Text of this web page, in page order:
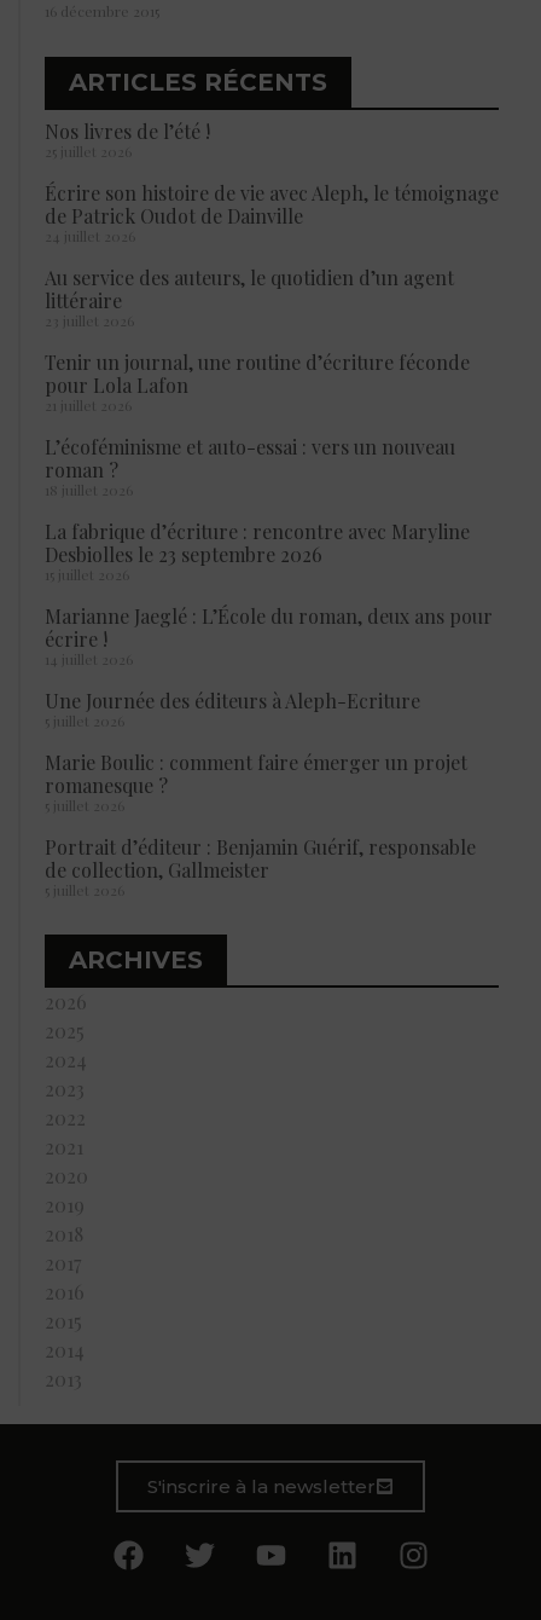
16 décembre 2015
ARTICLES RÉCENTS
Nos livres de l’été !
25 juillet 2026
Écrire son histoire de vie avec Aleph, le témoignage
de Patrick Oudot de Dainville
24 juillet 2026
Au service des auteurs, le quotidien d’un agent
littéraire
23 juillet 2026
Tenir un journal, une routine d’écriture féconde
pour Lola Lafon
21 juillet 2026
L’écoféminisme et auto-essai : vers un nouveau
roman ?
18 juillet 2026
La fabrique d’écriture : rencontre avec Maryline
Desbiolles le 23 septembre 2026
15 juillet 2026
Marianne Jaeglé : L’École du roman, deux ans pour
écrire !
14 juillet 2026
Une Journée des éditeurs à Aleph-Ecriture
5 juillet 2026
Marie Boulic : comment faire émerger un projet
romanesque ?
5 juillet 2026
Portrait d’éditeur : Benjamin Guérif, responsable
de collection, Gallmeister
5 juillet 2026
ARCHIVES
2026
2025
2024
2023
2022
2021
2020
2019
2018
2017
2016
2015
2014
2013
S'inscrire à la newsletter